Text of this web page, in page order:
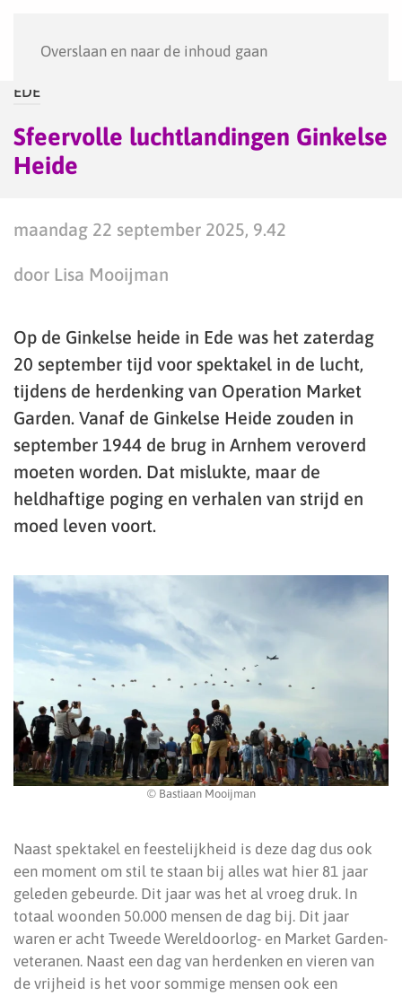
Overslaan en naar de inhoud gaan
EDE
Sfeervolle luchtlandingen Ginkelse
Heide
maandag 22 september 2025, 9.42
door Lisa Mooijman
Op de Ginkelse heide in Ede was het zaterdag
20 september tijd voor spektakel in de lucht,
tijdens de herdenking van Operation Market
Garden. Vanaf de Ginkelse Heide zouden in
september 1944 de brug in Arnhem veroverd
moeten worden. Dat mislukte, maar de
heldhaftige poging en verhalen van strijd en
moed leven voort.
© Bastiaan Mooijman
Naast spektakel en feestelijkheid is deze dag dus ook
een moment om stil te staan bij alles wat hier 81 jaar
geleden gebeurde. Dit jaar was het al vroeg druk. In
totaal woonden 50.000 mensen de dag bij. Dit jaar
waren er acht Tweede Wereldoorlog- en Market Garden-
veteranen. Naast een dag van herdenken en vieren van
de vrijheid is het voor sommige mensen ook een